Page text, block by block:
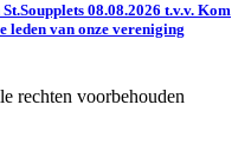
08.08.2026 t.v.v. Kom
leden van onze vereniging
rechten voorbehouden